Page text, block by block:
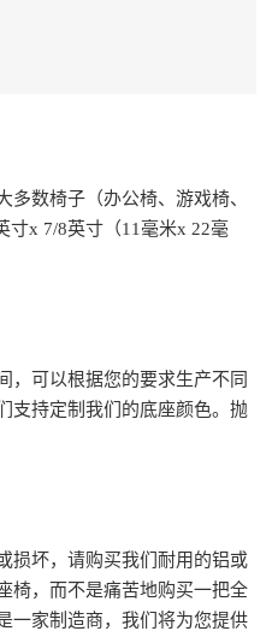
数椅子（办公椅、游戏椅、
寸x 7/8英寸（11毫米x 22毫
，可以根据您的要求生产不同
支持定制我们的底座颜色。抛
损坏，请购买我们耐用的铝或
椅，而不是痛苦地购买一把全
一家制造商，我们将为您提供